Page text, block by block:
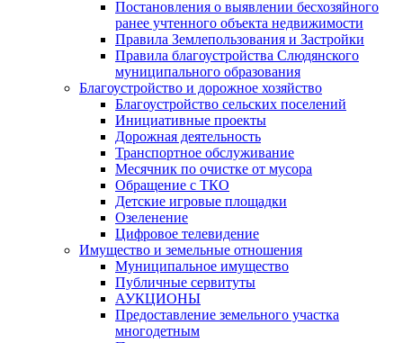
Постановления о выявлении бесхозяйного
ранее учтенного объекта недвижимости
Правила Землепользования и Застройки
Правила благоустройства Слюдянского
муниципального образования
Благоустройство и дорожное хозяйство
Благоустройство сельских поселений
Инициативные проекты
Дорожная деятельность
Транспортное обслуживание
Месячник по очистке от мусора
Обращение с ТКО
Детские игровые площадки
Озеленение
Цифровое телевидение
Имущество и земельные отношения
Муниципальное имущество
Публичные сервитуты
АУКЦИОНЫ
Предоставление земельного участка
многодетным